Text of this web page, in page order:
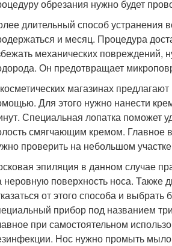
обрезания нужно будет
длительный способ устранения
и месяц. Процедура
механических повреждений,
Он предотвращает
магазинах
Для этого нужно нанести
Специальная лопатка поможет
смягчающим кремом. Главное
проверить на небольшом
эпиляция в данном случае
неровную поверхность носа. Также
от этого способа и
прибор под названием
при самостоятельном
Нос нужно промыть